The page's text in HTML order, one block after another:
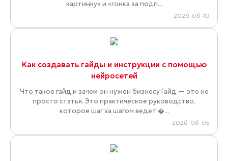
картинку» и «гонка за подп...
2026-06-10
Как создавать гайды и инструкции с помощью
нейросетей
Что такое гайд и зачем он нужен бизнесу Гайд — это не
просто статья. Это практическое руководство,
которое шаг за шагом ведет �...
2026-06-05